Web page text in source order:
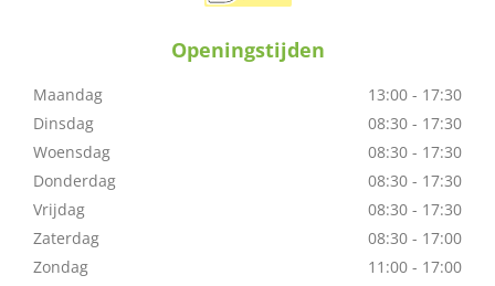
Openingstijden
Maandag
13:00 - 17:30
Dinsdag
08:30 - 17:30
Woensdag
08:30 - 17:30
Donderdag
08:30 - 17:30
Vrijdag
08:30 - 17:30
Zaterdag
08:30 - 17:00
Zondag
11:00 - 17:00